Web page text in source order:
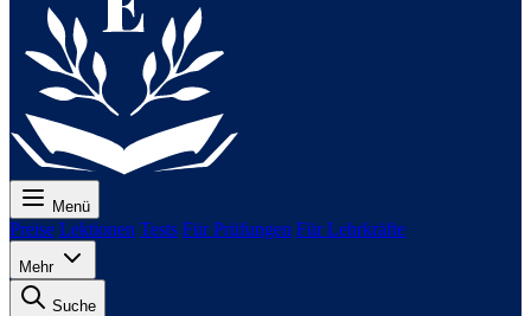
Menü
Preise Lektionen Tests Für Prüfungen Für Lehrkräfte
Mehr
Suche